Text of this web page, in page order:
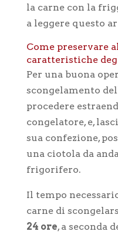
la carne con la
a leggere questo
Come preservare
caratteristiche
Per una buona
scongelamento
procedere
congelatore, e,
sua confezione,
una ciotola da
frigorifero.
Il tempo
carne di
24 ore, a seconda